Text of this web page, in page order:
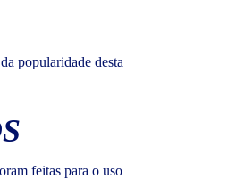
popularidade desta
feitas para o uso